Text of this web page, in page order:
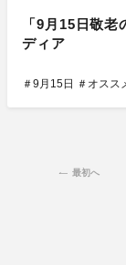
「9月15日敬
ディア
＃9月15日 ＃オスス
最初へ